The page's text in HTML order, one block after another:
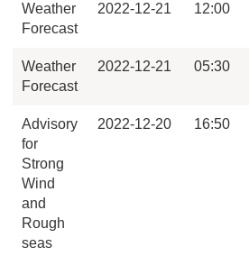
Weather
Forecast
2022-12-21 12:00
Weather
Forecast
2022-12-21 05:30
Advisory
for
Strong
Wind
and
Rough
seas
2022-12-20 16:50